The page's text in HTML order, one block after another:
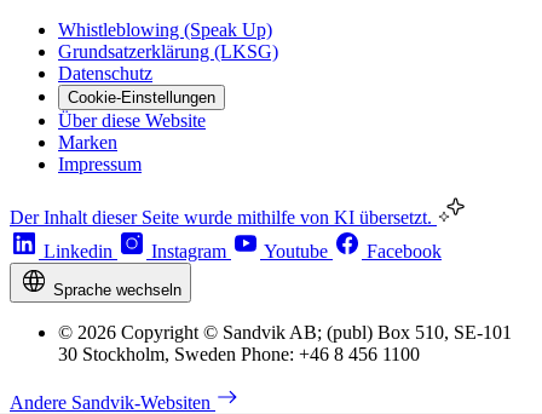
Whistleblowing (Speak Up)
Grundsatzerklärung (LKSG)
Datenschutz
Cookie-Einstellungen
Über diese Website
Marken
Impressum
Der Inhalt dieser Seite wurde mithilfe von KI übersetzt.
Linkedin
Instagram Youtube Facebook
Sprache wechseln
© 2026 Copyright © Sandvik AB; (publ) Box 510, SE-101
30 Stockholm, Sweden Phone: +46 8 456 1100
Andere Sandvik-Websiten